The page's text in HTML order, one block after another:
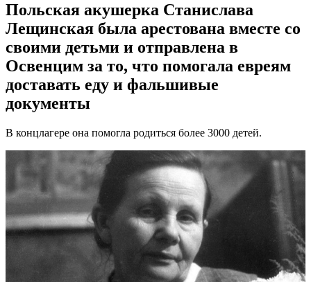
Польская акушерка Станислава
Лещинская была арестована вместе со
своими детьми и отправлена в
Освенцим за то, что помогала евреям
доставать еду и фальшивые
документы
В концлагере она помогла родиться более 3000 детей.